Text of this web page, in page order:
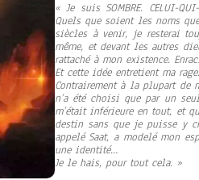
« Je suis SOMBRE. CELUI-
Quels que soient les noms
siècles à venir, je resterai
même, et devant les autres
rattaché à mon existence.
Et cette idée entretient ma rage.
Contrairement à la plupart de
n’a été choisi que par un
m’était inférieure en tout, et
destin sans que je puisse y
appelé Saat, a modelé mon
une identité…
Je le hais, pour tout cela. »